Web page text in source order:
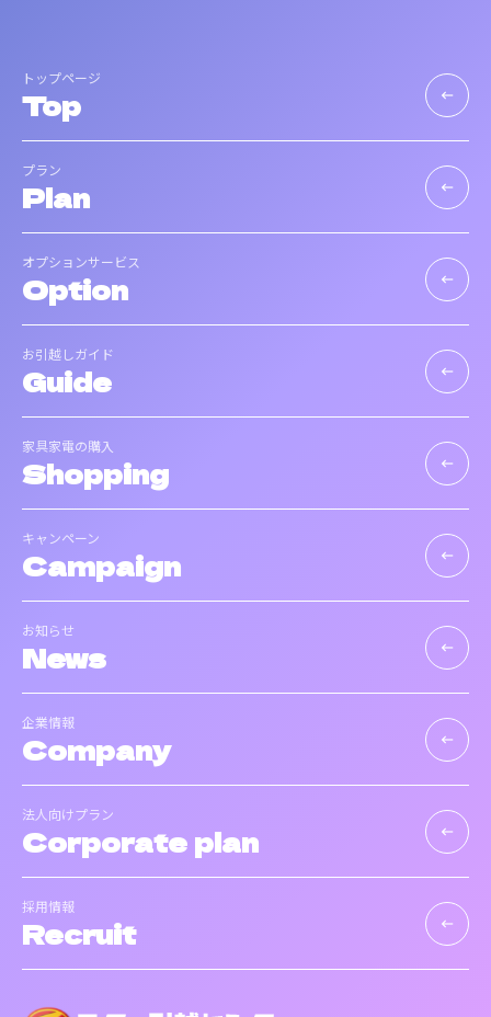
トップページ
Top keyboard_backspace
プラン
Plan keyboard_backspace
オプションサービス
Option keyboard_backspace
お引越しガイド
Guide keyboard_backspace
家具家電の購入
Shopping keyboard_backspace
キャンペーン
Campaign keyboard_backspace
お知らせ
News keyboard_backspace
企業情報
Company keyboard_backspace
法人向けプラン
Corporate plan keyboard_backspace
採用情報
Recruit keyboard_backspace